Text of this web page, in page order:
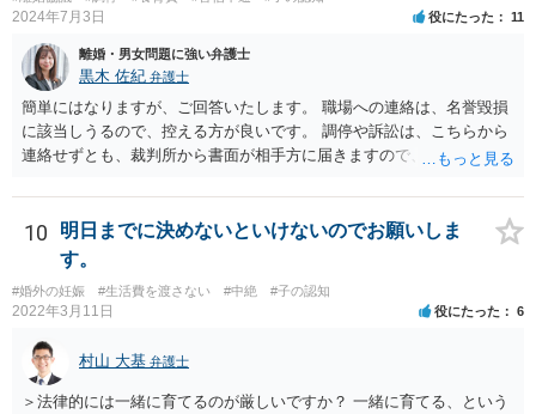
2024年7月3日 役にたった 11
離婚・男女問題に強い弁護士
黒木 佐紀 弁護士
簡単にはなりますが、ご回答いたします。 職場への連絡は、名誉毀損
に該当しうるので、控える方が良いです。 調停や訴訟は、こちらから
連絡せずとも、裁判所から書面が相手方に届きますので、連絡不要で
いのであれば、調停や訴訟をするしかないかと思います。
10
明日までに決めないといけないのでお願いしま
す。
#婚外の妊娠 #生活費を渡さない #中絶 #子の認知
2022年3月11日 役にたった 6
村山 大基 弁護士
＞法律的には一緒に育てるのが厳しいですか？ 一緒に育てる、という